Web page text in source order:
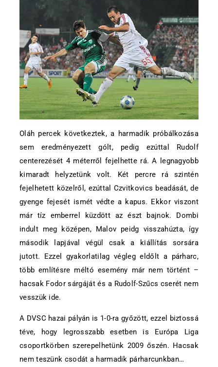
Oláh percek következtek, a harmadik próbálkozása
sem eredményezett gólt, pedig ezúttal Rudolf
centerezését 4 méterről fejelhette rá. A legnagyobb
kimaradt helyzetünk volt. Két percre rá szintén
fejelhetett közelről, ezúttal Czvitkovics beadását, de
gyenge fejesét ismét védte a kapus. Ekkor viszont
már tíz emberrel küzdött az észt bajnok. Dombi
indult meg középen, Malov peidg visszahúzta, így
második lapjával végül csak a kiállítás sorsára
jutott. Ezzel gyakorlatilag végleg eldőlt a párharc,
több említésre méltó esemény már nem történt –
hacsak Fodor sárgáját és a Rudolf-Szűcs cserét nem
vesszük ide.
A DVSC hazai pályán is 1-0-ra győzött, ezzel biztossá
téve, hogy legrosszabb esetben is Európa Liga
csoportkörben szerepelhetünk 2009 őszén. Hacsak
nem teszünk csodát a harmadik párharcunkban…